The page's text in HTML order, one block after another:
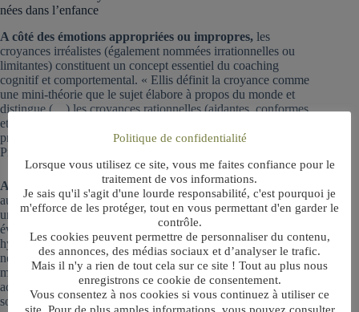
nées dans l’enfance
A côté des émotions appropriées ou impropres, les
croyances irréalistes (également nommées irrationnelles ou
limitantes) constituent un concept essentiel du coaching
cognitif et comportemental. « Ellis définit la croyance comme
une mini-théorie que le sujet élabore à propos du monde et
distingue (…) les croyances rationnelles (aidantes, conformes
et adaptées au réel) et les croyances irrationnelles (contre-
productives, non conformes au réel) », souligne Michael
Pichat.
Ainsi, l’être humain se pollue lui-mêmeen ayant
aujourd’hui une croyance irrationnelle alors qu’elle concerne
un événement passé de sa vie (expérience d’activation). Les
événements les plus courants de l’enfance mènent à une
hypersensibilité qui s’exprime au travers de croyances
négatives telles que « Si on me critique, c’est que je suis
mauvais ». Ces croyances accumulées mènent l’enfant devenu
adulte à des erreurs d’interprétation dans sa vie qui sont
sources de tensions et conflits intérieurs ou interpersonnels.
Politique de confidentialité
Lorsque vous utilisez ce site, vous me faites confiance pour le
traitement de vos informations.
Je sais qu'il s'agit d'une lourde responsabilité, c'est pourquoi je
m'efforce de les protéger, tout en vous permettant d'en garder le
contrôle.
Les cookies peuvent permettre de personnaliser du contenu,
des annonces, des médias sociaux et d’analyser le trafic.
Mais il n'y a rien de tout cela sur ce site ! Tout au plus nous
enregistrons ce cookie de consentement.
Vous consentez à nos cookies si vous continuez à utiliser ce
site. Pour de plus amples informations, vous pouvez consulter